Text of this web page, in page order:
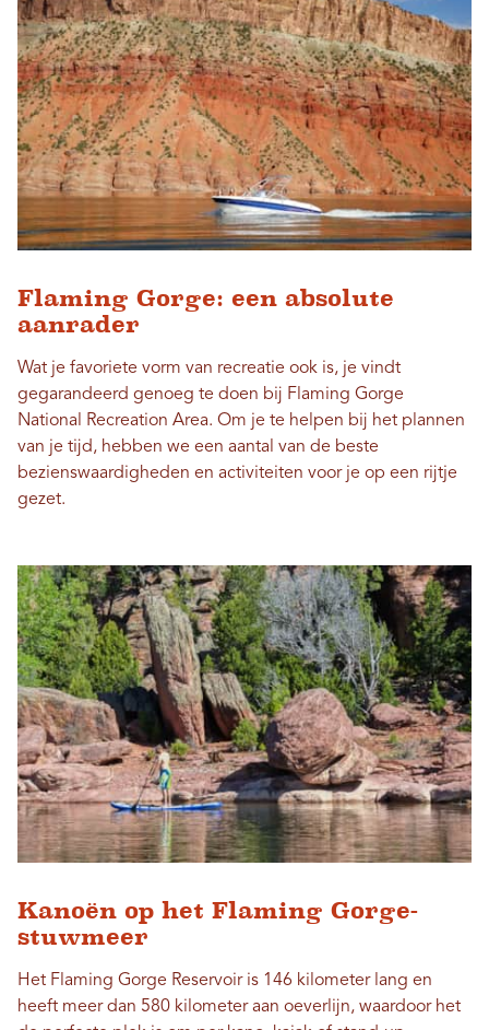
Flaming Gorge: een absolute
aanrader
Wat je favoriete vorm van recreatie ook is, je vindt
gegarandeerd genoeg te doen bij Flaming Gorge
National Recreation Area. Om je te helpen bij het plannen
van je tijd, hebben we een aantal van de beste
bezienswaardigheden en activiteiten voor je op een rijtje
gezet.
Kanoën op het Flaming Gorge-
stuwmeer
Het Flaming Gorge Reservoir is 146 kilometer lang en
heeft meer dan 580 kilometer aan oeverlijn, waardoor het